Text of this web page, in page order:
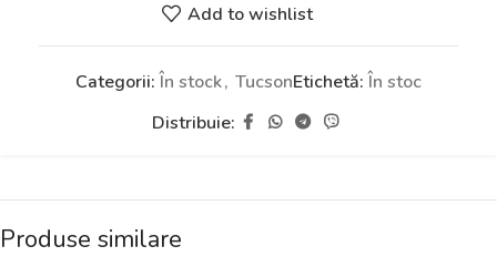
Add to wishlist
Categorii: În stock, TucsonEtichetă: În stoc
Distribuie:
Produse similare